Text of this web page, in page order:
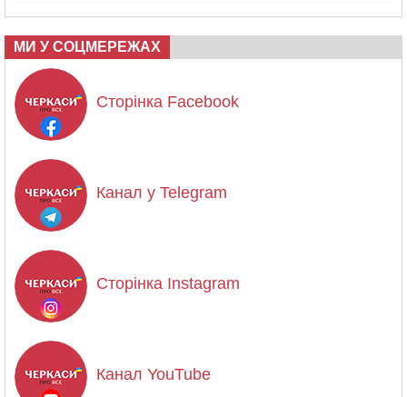
МИ У СОЦМЕРЕЖАХ
Сторінка Facebook
Канал у Telegram
Сторінка Instagram
Канал YouTube